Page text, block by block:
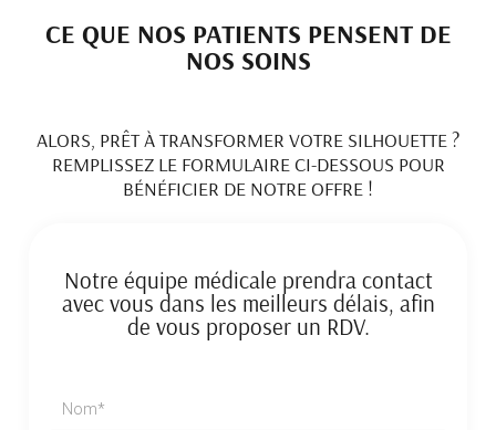
CE QUE NOS PATIENTS PENSENT DE
NOS SOINS
ALORS, PRÊT À TRANSFORMER VOTRE SILHOUETTE ?
REMPLISSEZ LE FORMULAIRE CI-DESSOUS POUR
BÉNÉFICIER DE NOTRE OFFRE !
Notre équipe médicale prendra contact
avec vous dans les meilleurs délais, afin
de vous proposer un RDV.